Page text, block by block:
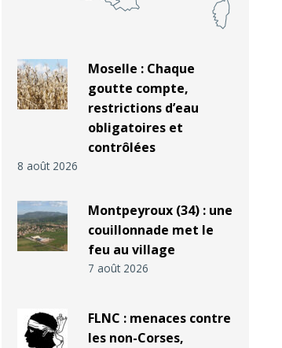
Moselle : Chaque
goutte compte,
restrictions d’eau
obligatoires et
contrôlées
8 août 2026
Montpeyroux (34) : une
couillonnade met le
feu au village
7 août 2026
FLNC : menaces contre
les non-Corses,